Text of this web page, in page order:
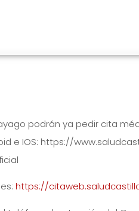
podrán ya pedir cita
e IOS: https://
https://